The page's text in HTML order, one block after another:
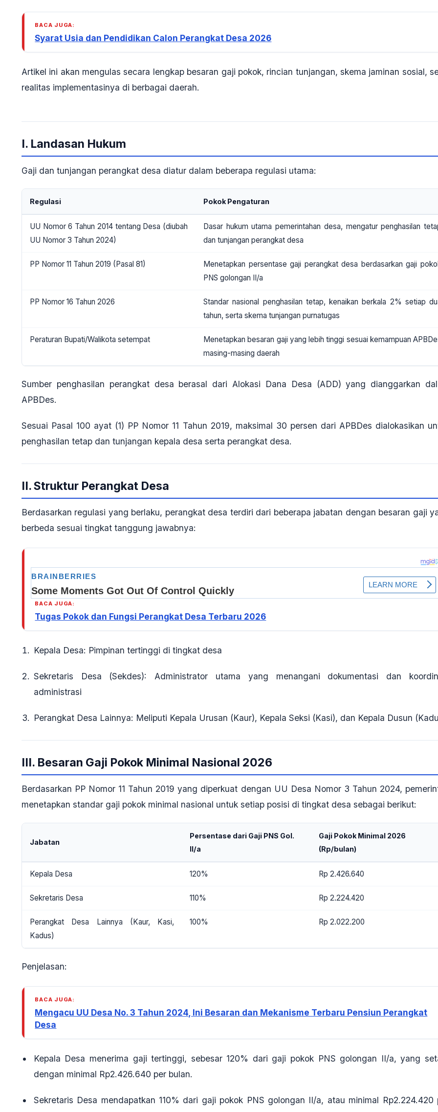
BACA JUGA:
Syarat Usia dan Pendidikan Calon Perangkat Desa 2026
Artikel ini akan mengulas secara lengkap besaran gaji pokok, rincian tunjangan, skema jaminan sosial,
realitas implementasinya di berbagai daerah.
I. Landasan Hukum
Gaji dan tunjangan perangkat desa diatur dalam beberapa regulasi utama:
Regulasi Pokok Pengaturan
UU Nomor 6 Tahun 2014 tentang Desa (diubah
UU Nomor 3 Tahun 2024)
Dasar hukum utama pemerintahan desa, mengatur penghasilan
dan tunjangan perangkat desa
PP Nomor 11 Tahun 2019 (Pasal 81)
Menetapkan persentase gaji perangkat desa berdasarkan gaji
PNS golongan II/a
PP Nomor 16 Tahun 2026
Standar nasional penghasilan tetap, kenaikan berkala 2% setiap
tahun, serta skema tunjangan purnatugas
Peraturan Bupati/Walikota setempat
Menetapkan besaran gaji yang lebih tinggi sesuai kemampuan
masing-masing daerah
Sumber penghasilan perangkat desa berasal dari Alokasi Dana Desa (ADD) yang dianggarkan
APBDes.
Sesuai Pasal 100 ayat (1) PP Nomor 11 Tahun 2019, maksimal 30 persen dari APBDes dialokasikan
penghasilan tetap dan tunjangan kepala desa serta perangkat desa.
II. Struktur Perangkat Desa
Berdasarkan regulasi yang berlaku, perangkat desa terdiri dari beberapa jabatan dengan besaran gaji
berbeda sesuai tingkat tanggung jawabnya:
BACA JUGA:
Tugas Pokok dan Fungsi Perangkat Desa Terbaru 2026
Kepala Desa: Pimpinan tertinggi di tingkat desa
Sekretaris Desa (Sekdes): Administrator utama yang menangani dokumentasi dan
administrasi
Perangkat Desa Lainnya: Meliputi Kepala Urusan (Kaur), Kepala Seksi (Kasi), dan Kepala Dusun
III. Besaran Gaji Pokok Minimal Nasional 2026
Berdasarkan PP Nomor 11 Tahun 2019 yang diperkuat dengan UU Desa Nomor 3 Tahun 2024,
menetapkan standar gaji pokok minimal nasional untuk setiap posisi di tingkat desa sebagai berikut:
Jabatan
Persentase dari Gaji PNS Gol.
II/a
Gaji Pokok Minimal 2026
(Rp/bulan)
Kepala Desa 120% Rp 2.426.640
Sekretaris Desa 110% Rp 2.224.420
Perangkat Desa Lainnya (Kaur, Kasi,
Kadus)
100% Rp 2.022.200
Penjelasan:
BACA JUGA:
Mengacu UU Desa No. 3 Tahun 2024, Ini Besaran dan Mekanisme Terbaru Pensiun Perangkat
Desa
Kepala Desa menerima gaji tertinggi, sebesar 120% dari gaji pokok PNS golongan II/a, yang
dengan minimal Rp2.426.640 per bulan.
Sekretaris Desa mendapatkan 110% dari gaji pokok PNS golongan II/a, atau minimal Rp2.224.420